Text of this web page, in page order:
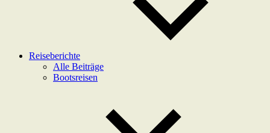
Reiseberichte
Alle Beiträge
Bootsreisen